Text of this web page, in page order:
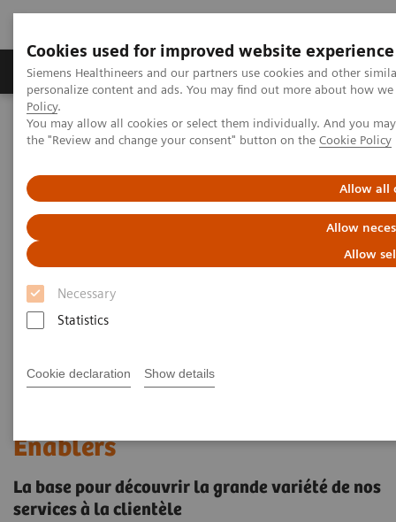
Cookies used for improved website experience
Siemens Healthineers and our partners use cookies and other
personalize content and ads. You may find out more about how
Policy.
You may allow all cookies or select them individually. And you
the "Review and change your consent" button on the Cookie Policy
Allow all
Allow
Allow
Necessary
Statistics
Cookie declaration Show details
Produits & services Domaines cliniques
Home Services
Customer Services
Connect Platforms et Smart Enablers
Enablers
La base pour découvrir la grande variété de nos
services à la clientèle